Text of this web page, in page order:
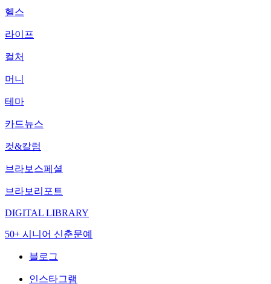
헬스
라이프
컬처
머니
테마
카드뉴스
컷&칼럼
브라보스페셜
브라보리포트
DIGITAL LIBRARY
50+ 시니어 신춘문예
블로그
인스타그램